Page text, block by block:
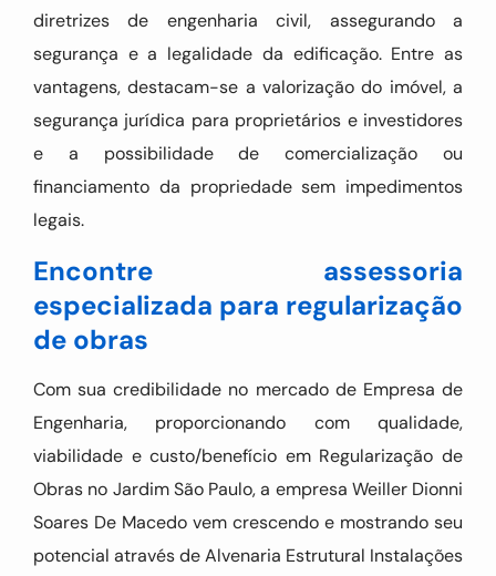
diretrizes de engenharia civil, assegurando a
segurança e a legalidade da edificação. Entre as
vantagens, destacam-se a valorização do imóvel, a
segurança jurídica para proprietários e investidores
e a possibilidade de comercialização ou
financiamento da propriedade sem impedimentos
legais.
Encontre assessoria
especializada para regularização
de obras
Com sua credibilidade no mercado de Empresa de
Engenharia, proporcionando com qualidade,
viabilidade e custo/benefício em Regularização de
Obras no Jardim São Paulo, a empresa Weiller Dionni
Soares De Macedo vem crescendo e mostrando seu
potencial através de Alvenaria Estrutural Instalações